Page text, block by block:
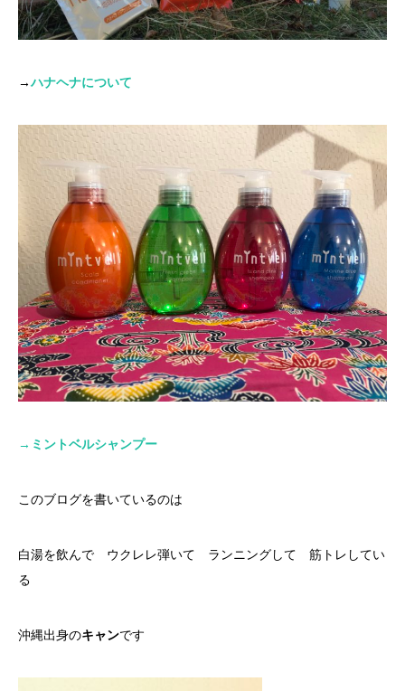
→ハナヘナについて
→ ミントベルシャンプー
このブログを書いているのは
白湯を飲んで ウクレレ弾いて ランニングして 筋トレしてい
る
沖縄出身のキャンです